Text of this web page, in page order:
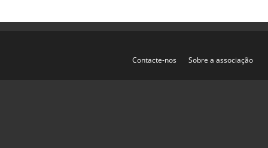
Contacte-nos Sobre a associação